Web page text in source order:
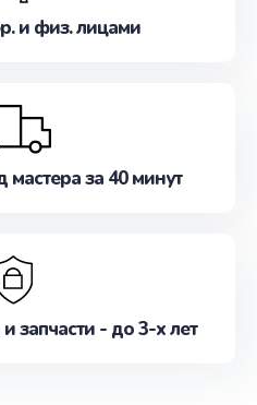
и физ. лицами
за 40 минут
запчасти - до 3-х лет